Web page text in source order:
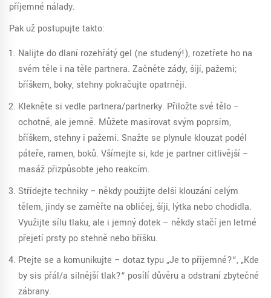
příjemné nálady.
Pak už postupujte takto:
Nalijte do dlaní rozehřátý gel (ne studený!), rozetřete ho na
svém těle i na těle partnera. Začněte zády, šíjí, pažemi;
bříškem, boky, stehny pokračujte opatrněji.
Klekněte si vedle partnera/partnerky. Přiložte své tělo –
ochotně, ale jemně. Můžete masírovat svým poprsím,
bříškem, stehny i pažemi. Snažte se plynule klouzat podél
páteře, ramen, boků. Všímejte si, kde je partner citlivější –
masáž přizpůsobte jeho reakcím.
Střídejte techniky – někdy použijte delší klouzání celým
tělem, jindy se zaměřte na obličej, šíji, lýtka nebo chodidla.
Využijte sílu tlaku, ale i jemný dotek – někdy stačí jen letmé
přejetí prsty po stehně nebo bříšku.
Ptejte se a komunikujte – dotaz typu „Je to příjemné?“, „Kde
by sis přál/a silnější tlak?“ posílí důvěru a odstraní zbytečné
zábrany.